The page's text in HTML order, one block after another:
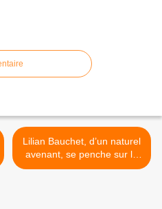
Lilian Bauchet, d’un naturel
avenant, se penche sur le
berceau du vin naturel pour